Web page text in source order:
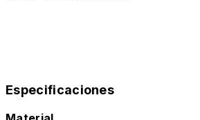
Especificaciones